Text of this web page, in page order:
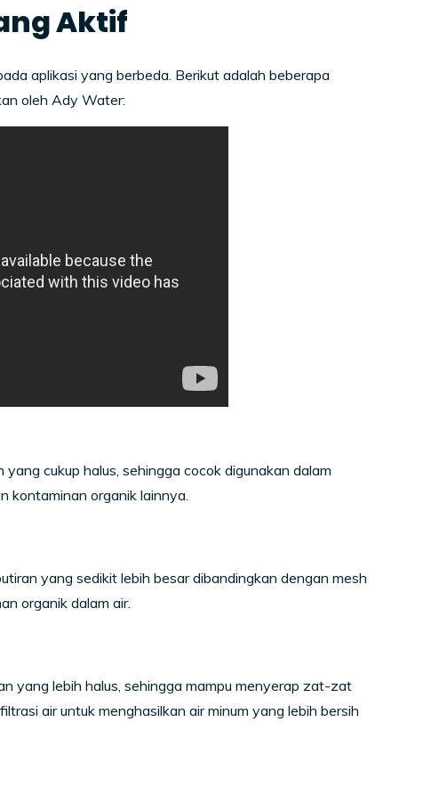
Aktif
aplikasi yang berbeda. Berikut adalah beberapa
oleh Ady Water:
cukup halus, sehingga cocok digunakan dalam
kontaminan organik lainnya.
yang sedikit lebih besar dibandingkan dengan mesh
organik dalam air.
yang lebih halus, sehingga mampu menyerap zat-zat
air untuk menghasilkan air minum yang lebih bersih